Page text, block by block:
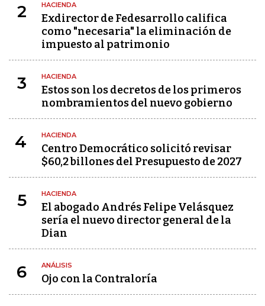
2 HACIENDA
Exdirector de Fedesarrollo califica
como "necesaria" la eliminación de
impuesto al patrimonio
3 HACIENDA
Estos son los decretos de los primeros
nombramientos del nuevo gobierno
4 HACIENDA
Centro Democrático solicitó revisar
$60,2 billones del Presupuesto de 2027
5 HACIENDA
El abogado Andrés Felipe Velásquez
sería el nuevo director general de la
Dian
6 ANÁLISIS
Ojo con la Contraloría